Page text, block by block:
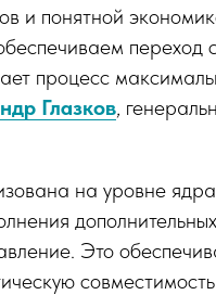
и понятной
процесс
Глазков,
на уровне
Это